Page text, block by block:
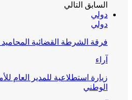
السابق التالي
دولي
دولي
فرقة الشرطة القضائية
آراء
زيارة استطلاعية للمدير العام
الوطني